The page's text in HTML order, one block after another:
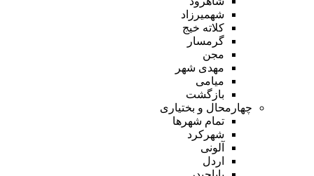
شهمیرزاد
کلاته خیج
گرمسار
مجن
مهدی شهر
میامی
بازگشت
چهارمحال و بختیاری
تمام شهر‌ها
شهرکرد
آلونی
اردل